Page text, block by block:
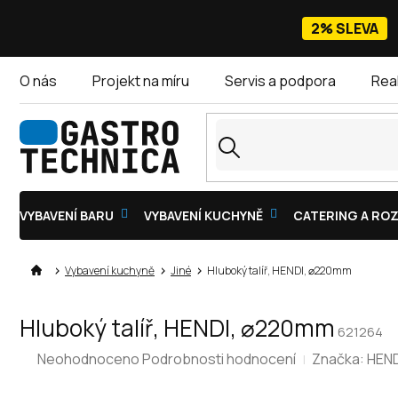
2% SLEVA
O nás Projekt na míru Servis a podpora
VYBAVENÍ BARU VYBAVENÍ KUCHYNĚ CATERING A
Vybavení kuchyně Jiné Hluboký talíř, HENDI, ⌀220mm
Hluboký talíř, HENDI, ⌀220mm 621264
Průměrné
NeohodnocenoPodrobnosti hodnocení Značka: